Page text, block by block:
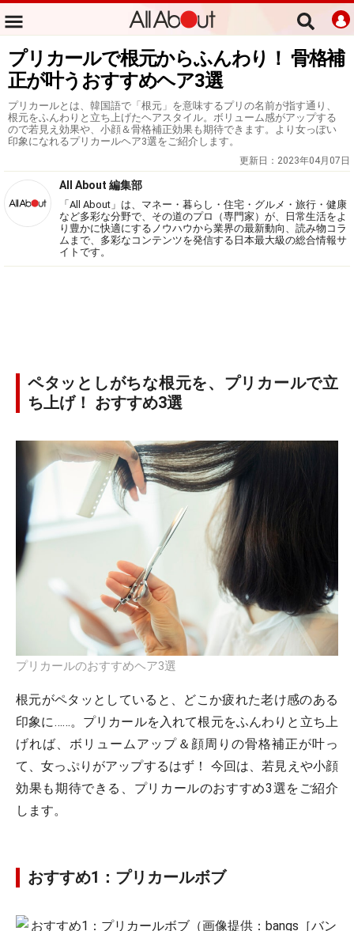
プリカールで根元からふんわり！ 骨格補
正が叶うおすすめヘア3選
プリカールとは、韓国語で「根元」を意味するプリの名前が指す通り、
根元をふんわりと立ち上げたヘアスタイル。ボリューム感がアップする
ので若見え効果や、小顔＆骨格補正効果も期待できます。より女っぽい
印象になれるプリカールヘア3選をご紹介します。
更新日： 2023年04月07日
All About 編集部
「All About」は、マネー・暮らし・住宅・グルメ・旅行・健康
など多彩な分野で、その道のプロ（専門家）が、日常生活をよ
り豊かに快適にするノウハウから業界の最新動向、読み物コラ
ムまで、多彩なコンテンツを発信する日本最大級の総合情報サ
イトです。
ペタッとしがちな根元を、プリカールで立
ち上げ！ おすすめ3選
プリカールのおすすめヘア3選
根元がペタッとしていると、どこか疲れた老け感のある
印象に……。プリカールを入れて根元をふんわりと立ち上
げれば、ボリュームアップ＆顔周りの骨格補正が叶っ
て、女っぷりがアップするはず！ 今回は、若見えや小顔
効果も期待できる、プリカールのおすすめ3選をご紹介
します。
おすすめ1：プリカールボブ